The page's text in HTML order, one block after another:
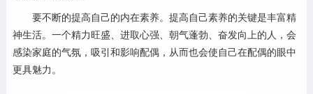
要不断的提高自己的内在素养。提高自己素养的关键是丰富精
神生活。一个精力旺盛、进取心强、朝气蓬勃、奋发向上的人，会
感染家庭的气氛，吸引和影响配偶，从而也会使自己在配偶的眼中
更具魅力。